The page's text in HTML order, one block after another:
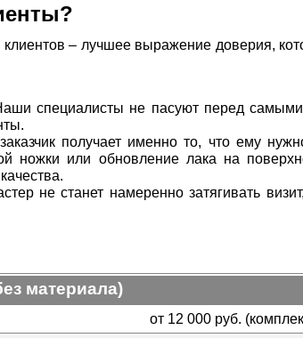
– лучшее выражение доверия,
специалисты не пасуют перед
получает именно то, что ему
ножки или обновление лака на
не станет намеренно затягивать
материала)
от 12 000 руб.